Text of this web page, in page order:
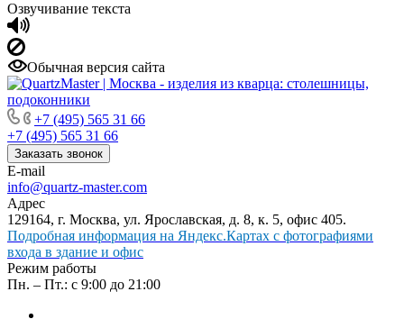
Озвучивание текста
Обычная версия сайта
+7 (495) 565 31 66
+7 (495) 565 31 66
Заказать звонок
E-mail
info@quartz-master.com
Адрес
129164, г. Москва, ул. Ярославская, д. 8, к. 5, офис 405.
Подробная информация на Яндекс.Картах с фотографиями
входа в здание и офис
Режим работы
Пн. – Пт.: с 9:00 до 21:00